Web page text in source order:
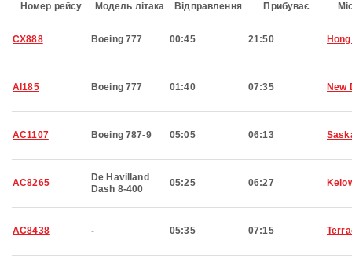
Номер рейсу Модель літака Відправлення Прибуває
CX888 Boeing 777 00:45 21:50
AI185 Boeing 777 01:40 07:35 New
AC1107 Boeing 787-9 05:05 06:13
AC8265
De Havilland
Dash 8-400
05:25 06:27
AC8438 - 05:35 07:15